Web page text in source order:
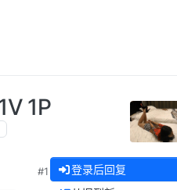
1P
#1 登录后回复